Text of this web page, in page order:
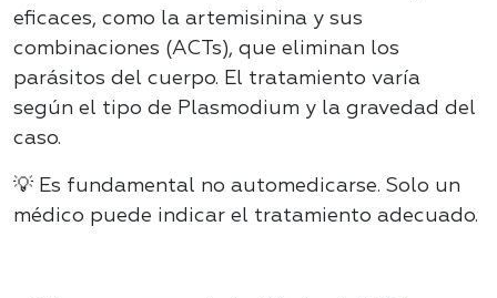
eficaces, como la artemisinina y sus
combinaciones (ACTs), que eliminan los
parásitos del cuerpo. El tratamiento varía
según el tipo de Plasmodium y la gravedad del
caso.
💡 Es fundamental no automedicarse. Solo un
médico puede indicar el tratamiento adecuado.